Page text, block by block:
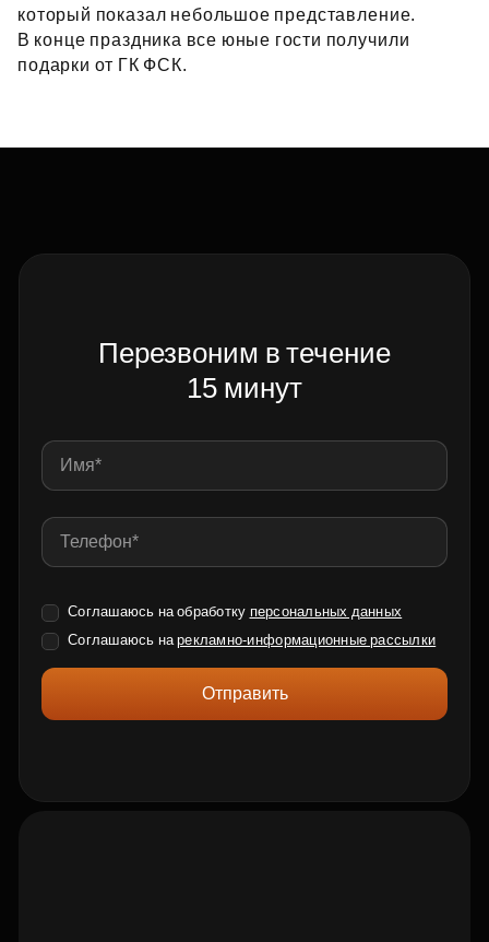
который показал небольшое представление.
В конце праздника все юные гости получили
подарки от ГК ФСК.
Перезвоним в течение
15 минут
Соглашаюсь на обработку персональных данных
Соглашаюсь нарекламно-информационные рассылки
Отправить